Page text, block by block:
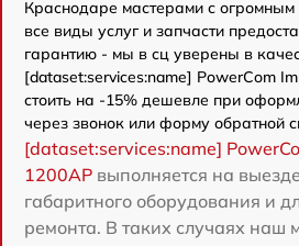
Краснодаре мастерами с огромным
все виды услуг и запчасти
гарантию - мы в сц уверены в
[dataset:services:name] PowerCom
стоить на -15% дешевле при
через звонок или форму обратной
[dataset:services:name]
1200AP выполняется на
габаритного оборудования и
ремонта. В таких случаях наш